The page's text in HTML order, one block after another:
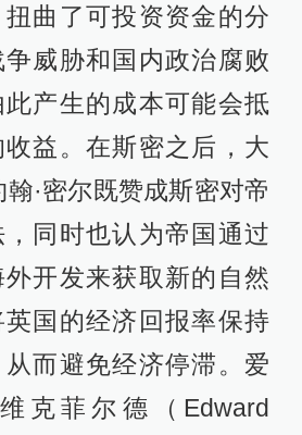
曲了可投资资金的分
威胁和国内政治腐败
产生的成本可能会抵
益。在斯密之后，大
翰·密尔既赞成斯密对帝
同时也认为帝国通过
开发来获取新的自然
国的经济回报率保持
而避免经济停滞。爱
克菲尔德（Edward